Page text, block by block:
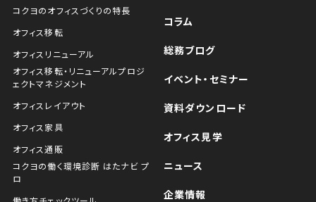
コクヨのオフィスづくりの特長
オフィス移転
オフィスリニューアル
オフィス移転・リニューアルプロジ
ェクトマネジメント
オフィスレイアウト
オフィス家具
オフィス通販
コクヨの働く環境診断 はたナビ プ
ロ
コラム
総務ブログ
イベント・セミナー
資料ダウンロード
オフィス見学
ニュース
企業情報